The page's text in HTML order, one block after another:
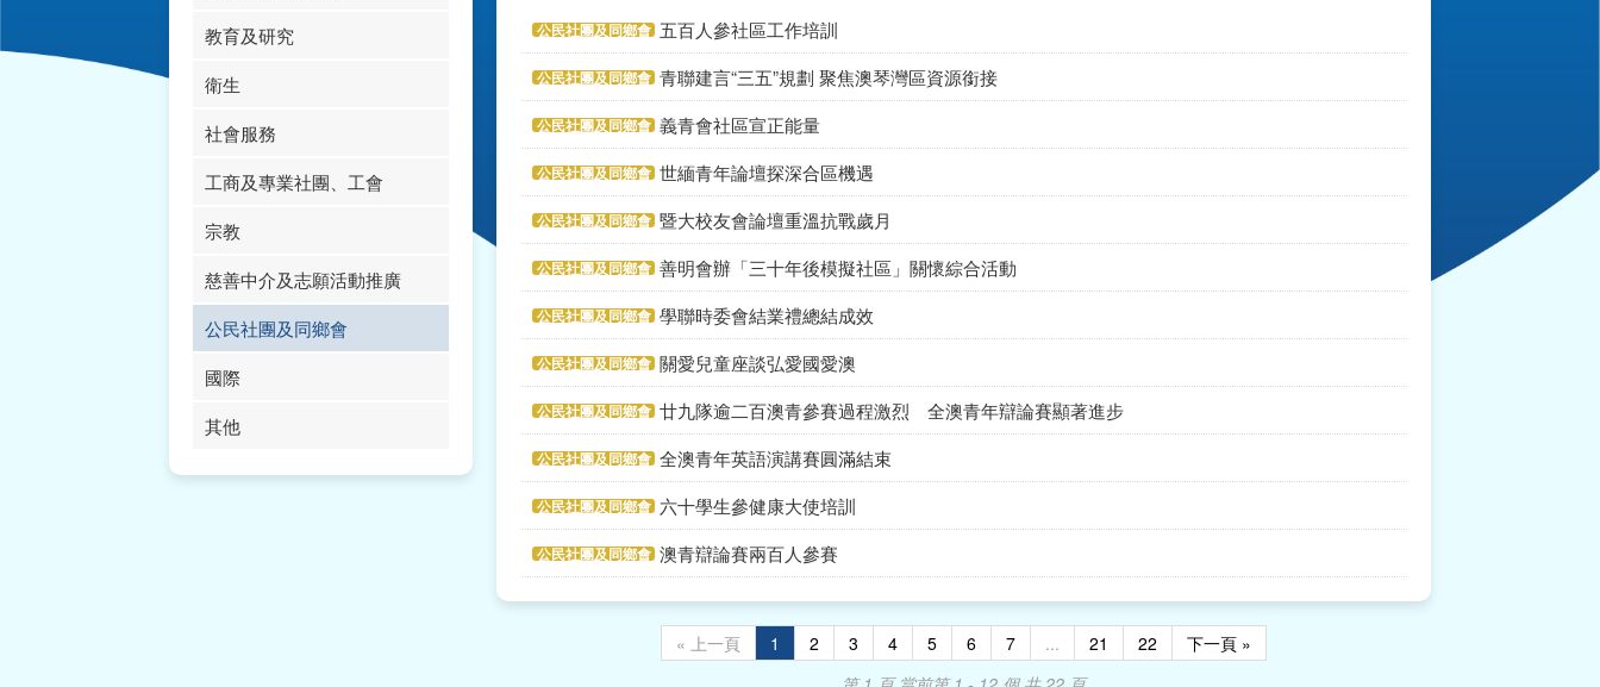
教育及研究
衛生
社會服務
工商及專業社團、工會
宗教
慈善中介及志願活動推廣
公民社團及同鄉會
國際
其他
公民社團及同鄉會 五百人參社區工作培訓
公民社團及同鄉會 青聯建言“三五”規劃 聚焦澳琴灣區資源銜接
公民社團及同鄉會 義青會社區宣正能量
公民社團及同鄉會 世緬青年論壇探深合區機遇
公民社團及同鄉會 暨大校友會論壇重溫抗戰歲月
公民社團及同鄉會 善明會辦「三十年後模擬社區」關懷綜合活動
公民社團及同鄉會 學聯時委會結業禮總結成效
公民社團及同鄉會 關愛兒童座談弘愛國愛澳
公民社團及同鄉會 廿九隊逾二百澳青參賽過程激烈 全澳青年辯論賽顯著進步
公民社團及同鄉會 全澳青年英語演講賽圓滿結束
公民社團及同鄉會 六十學生參健康大使培訓
公民社團及同鄉會 澳青辯論賽兩百人參賽
« 上一頁 1 2 3 4 5 6 7 ... 21 22
下一頁 »